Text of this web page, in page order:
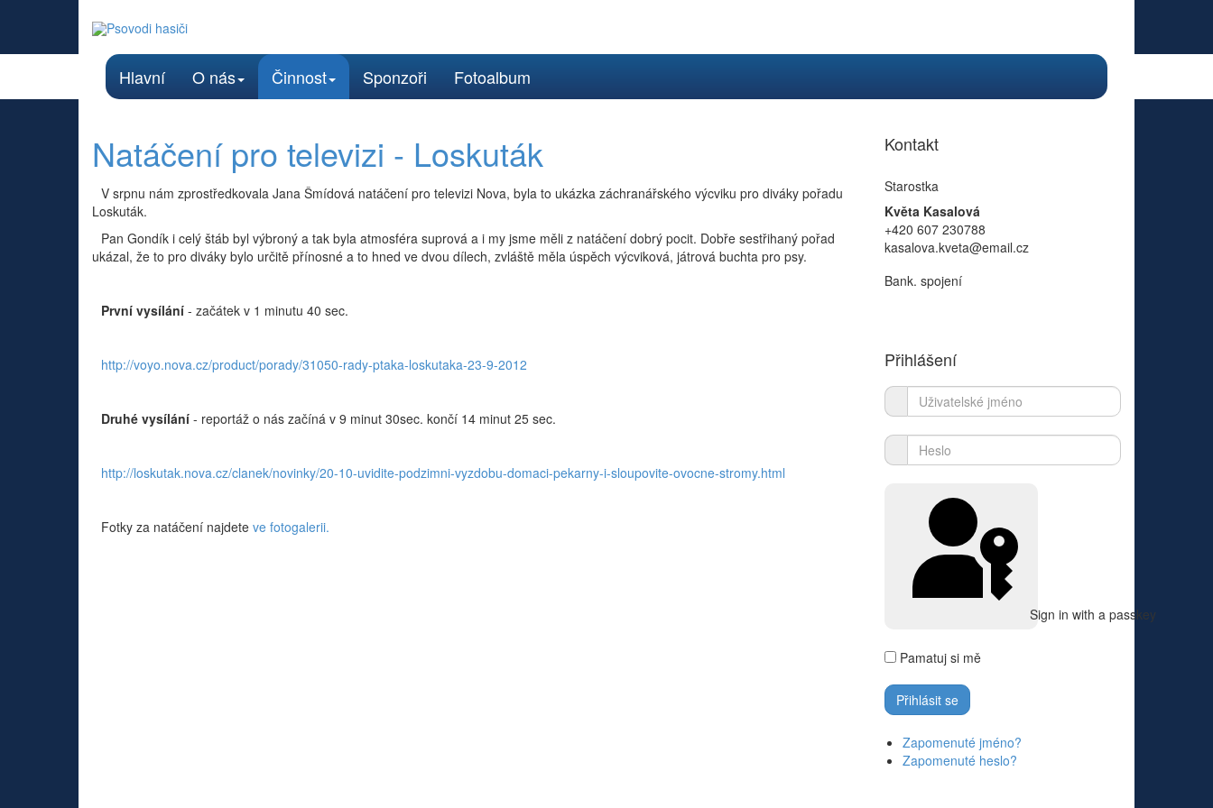
Hlavní O nás Činnost Sponzoři Fotoalbum
Natáčení pro televizi - Loskuták
V srpnu nám zprostředkovala Jana Šmídová natáčení pro televizi Nova, byla to ukázka záchranářského výcviku pro diváky pořadu
Loskuták.
Pan Gondík i celý štáb byl výbroný a tak byla atmosféra suprová a i my jsme měli z natáčení dobrý pocit. Dobře sestřihaný pořad
ukázal, že to pro diváky bylo určitě přínosné a to hned ve dvou dílech, zvláště měla úspěch výcviková, játrová buchta pro psy.
První vysílání - začátek v 1 minutu 40 sec.
http://voyo.nova.cz/product/porady/31050-rady-ptaka-loskutaka-23-9-2012
Druhé vysílání - reportáž o nás začíná v 9 minut 30sec. končí 14 minut 25 sec.
http://loskutak.nova.cz/clanek/novinky/20-10-uvidite-podzimni-vyzdobu-domaci-pekarny-i-sloupovite-ovocne-stromy.html
Fotky za natáčení najdete ve fotogalerii.
Kontakt
Starostka
Květa Kasalová
+420 607 230788
kasalova.kveta@email.cz
Bank. spojení
Přihlášení
Sign in with a passkey
Pamatuj si mě
Zapomenuté jméno?
Zapomenuté heslo?